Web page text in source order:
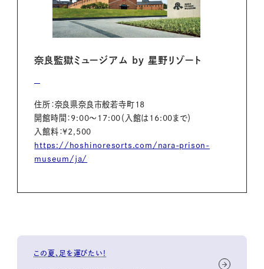
奈良監獄ミュージアム by 星野リゾート
住所：奈良県奈良市般若寺町18
開館時間：9:00～17:00（入館は16:00まで）
入館料：¥2,500
https://hoshinoresorts.com/nara-prison-
museum/ja/
この夏、足を運びたい！